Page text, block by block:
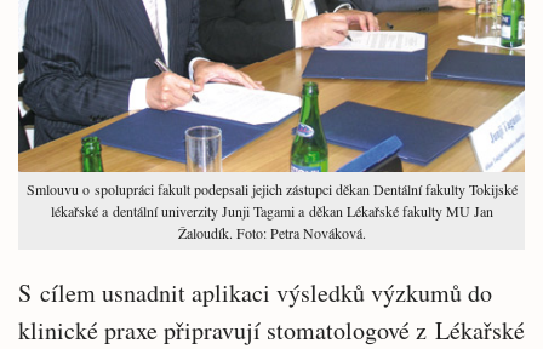
Smlouvu o spolupráci fakult podepsali jejich zástupci děkan Dentální fakulty Tokijské
lékařské a dentální univerzity Junji Tagami a děkan Lékařské fakulty MU Jan
Žaloudík. Foto: Petra Nováková.
S cílem usnadnit aplikaci výsledků výzkumů do
klinické praxe připravují stomatologové z Lékařské